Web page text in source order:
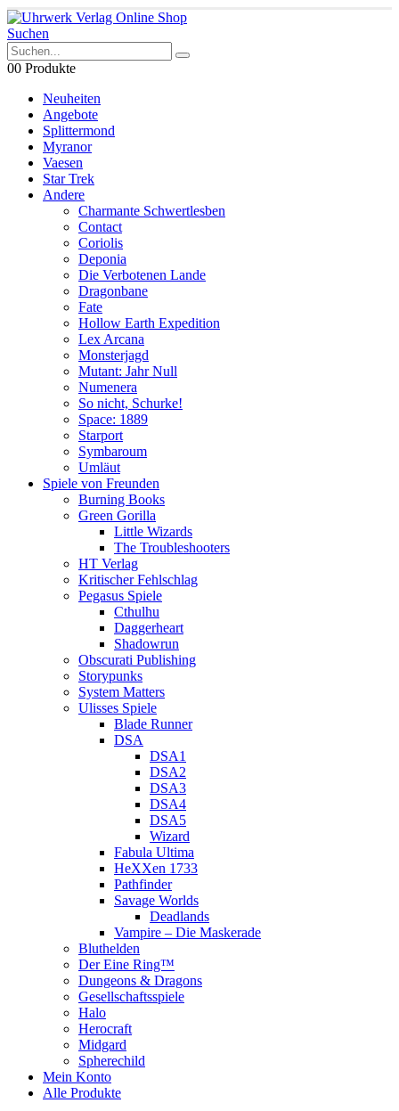
Suchen
00 Produkte
Neuheiten
Angebote
Splittermond
Myranor
Vaesen
Star Trek
Andere
Charmante Schwertlesben
Contact
Coriolis
Deponia
Die Verbotenen Lande
Dragonbane
Fate
Hollow Earth Expedition
Lex Arcana
Monsterjagd
Mutant: Jahr Null
Numenera
So nicht, Schurke!
Space: 1889
Starport
Symbaroum
Umläut
Spiele von Freunden
Burning Books
Green Gorilla
Little Wizards
The Troubleshooters
HT Verlag
Kritischer Fehlschlag
Pegasus Spiele
Cthulhu
Daggerheart
Shadowrun
Obscurati Publishing
Storypunks
System Matters
Ulisses Spiele
Blade Runner
DSA
DSA1
DSA2
DSA3
DSA4
DSA5
Wizard
Fabula Ultima
HeXXen 1733
Pathfinder
Savage Worlds
Deadlands
Vampire – Die Maskerade
Bluthelden
Der Eine Ring™
Dungeons & Dragons
Gesellschaftsspiele
Halo
Herocraft
Midgard
Spherechild
Mein Konto
Alle Produkte